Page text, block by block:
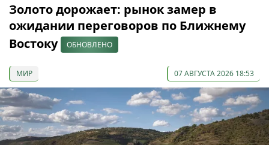
Золото дорожает: рынок замер в
ожидании переговоров по Ближнему
Востоку
ОБНОВЛЕНО
МИР 07 АВГУСТА 2026 18:53